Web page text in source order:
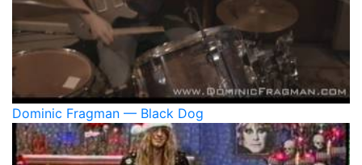
Dominic Fragman — Black Dog